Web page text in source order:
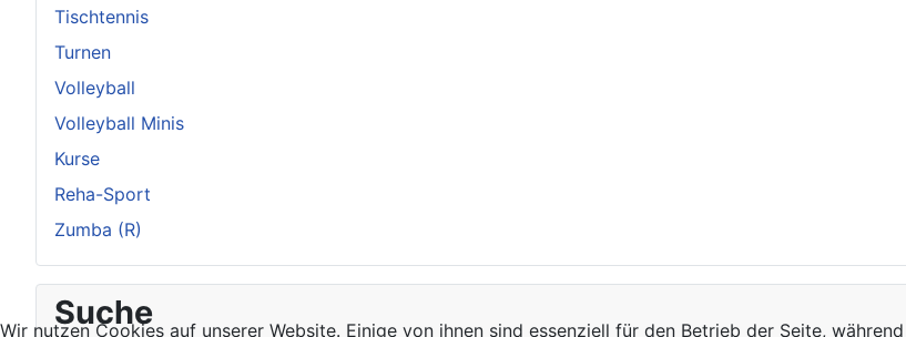
Tischtennis
Turnen
Volleyball
Volleyball Minis
Kurse
Reha-Sport
Zumba (R)
Suche
Wir nutzen Cookies auf unserer Website. Einige von ihnen sind essenziell für den Betrieb der Seite,